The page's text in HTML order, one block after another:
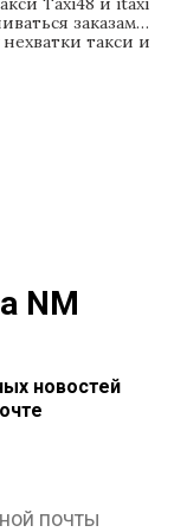
заказами.
такси и
NM
новостей